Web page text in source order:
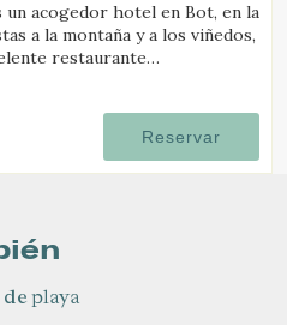
un acogedor hotel en Bot, en la
a la montaña y a los viñedos,
restaurante
Reservar
playa